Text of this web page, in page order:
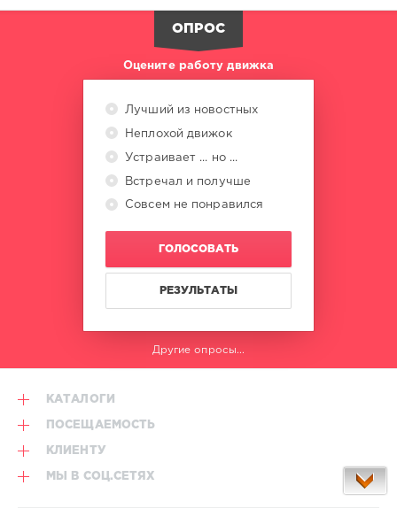
ОПРОС
Оцените работу движка
Лучший из новостных
Неплохой движок
Устраивает ... но ...
Встречал и получше
Совсем не понравился
ГОЛОСОВАТЬ
РЕЗУЛЬТАТЫ
Другие опросы...
КАТАЛОГИ
ПОСЕЩАЕМОСТЬ
КЛИЕНТУ
МЫ В СОЦ.СЕТЯХ